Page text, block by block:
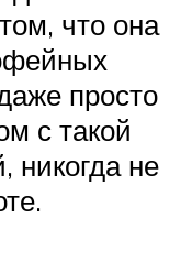
что она
просто
с такой
никогда не